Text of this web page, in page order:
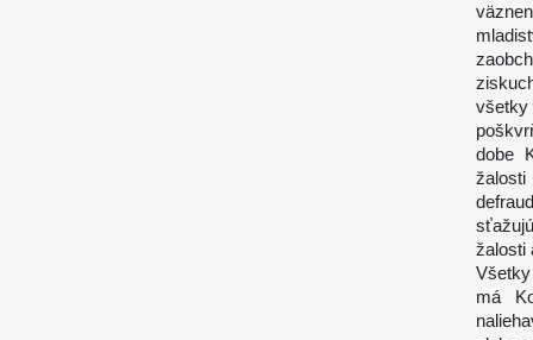
dobe
žalosti
má